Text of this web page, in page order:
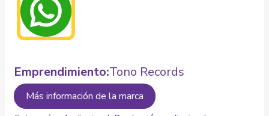
Emprendimiento:Tono Records
Más información de la marca